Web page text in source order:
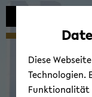
Diese
Technologien.
Funktionalität